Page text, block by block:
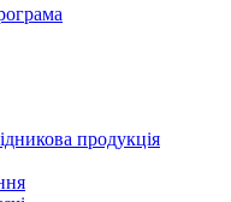
продукція